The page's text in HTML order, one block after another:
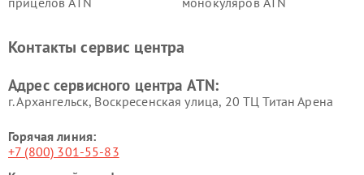
Контакты сервис центра
Адрес сервисного центра ATN:
г. Архангельск, Воскресенская улица, 20 ТЦ Титан Арена
Горячая линия:
+7 (800) 301-55-83